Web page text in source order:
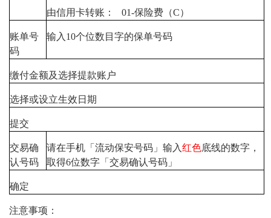
由信用卡转账： 01-保险费（C）
账单号
码
输入10个位数目字的保单号码
缴付金额及选择提款账户
选择或设立生效日期
提交
交易确
认号码
请在手机「流动保安号码」输入红色底线的数字，
取得6位数字「交易确认号码」
确定
注意事项：